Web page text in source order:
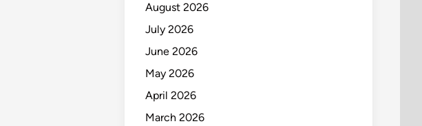
August 2026
July 2026
June 2026
May 2026
April 2026
March 2026